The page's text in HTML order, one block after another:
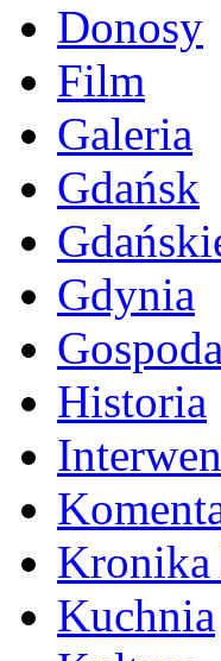
Donosy
Film
Galeria
Gdańsk
Gdynia
Historia
Kronika
Kuchnia